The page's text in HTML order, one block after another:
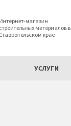
Интернет-магазин
строительных материалов в
Ставропольском крае
УСЛУГИ